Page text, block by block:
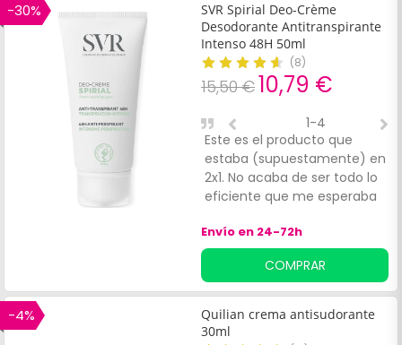
-30%
SVR Spirial Deo-Crème
Desodorante Antitranspirante
Intenso 48H 50ml
(8)
15,50 €10,79 €
Este es el producto que
estaba (supuestamente) en
2x1. No acaba de ser todo lo
eficiente que me esperaba
1-4
Envío en 24-72h
COMPRAR
-4%
Quilian crema antisudorante
30ml